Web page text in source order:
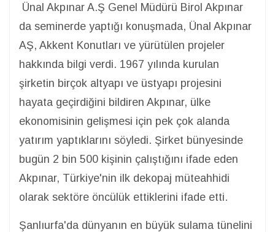
Ünal Akpınar A.Ş Genel Müdürü Birol Akpınar
da seminerde yaptığı konuşmada, Ünal Akpınar
AŞ, Akkent Konutları ve yürütülen projeler
hakkında bilgi verdi. 1967 yılında kurulan
şirketin birçok altyapı ve üstyapı projesini
hayata geçirdiğini bildiren Akpınar, ülke
ekonomisinin gelişmesi için pek çok alanda
yatırım yaptıklarını söyledi. Şirket bünyesinde
bugün 2 bin 500 kişinin çalıştığını ifade eden
Akpınar, Türkiye'nin ilk dekopaj müteahhidi
olarak sektöre öncülük ettiklerini ifade etti.
Şanlıurfa'da dünyanın en büyük sulama tünelini